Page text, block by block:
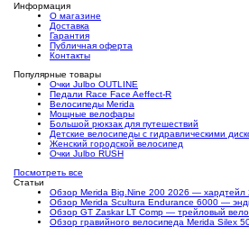
Информация
О магазине
Доставка
Гарантия
Публичная оферта
Контакты
Популярные товары
Очки Julbo OUTLINE
Педали Race Face Aeffect-R
Велосипеды Merida
Мощные велофары
Большой рюкзак для путешествий
Детские велосипеды с гидравлическими
Женский городской велосипед
Очки Julbo RUSH
Посмотреть все
Статьи
Обзор Merida Big.Nine 200 2026 — хардтейл
Обзор Merida Scultura Endurance 6000 —
Обзор GT Zaskar LT Comp — трейловый
Обзор гравийного велосипеда Merida Silex